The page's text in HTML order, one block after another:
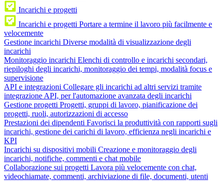
Incarichi e progetti
Incarichi e progetti Portare a termine il lavoro più facilmente e
velocemente
Gestione incarichi Diverse modalità di visualizzazione degli
incarichi
Monitoraggio incarichi Elenchi di controllo e incarichi secondari,
riepiloghi degli incarichi, monitoraggio dei tempi, modalità focus e
supervisione
API e integrazioni Collegare gli incarichi ad altri servizi tramite
integrazione API, per l'automazione avanzata degli incarichi
Gestione progetti Progetti, gruppi di lavoro, pianificazione dei
progetti, ruoli, autorizzazioni di accesso
Prestazioni dei dipendenti Favorisci la produttività con rapporti sugli
incarichi, gestione dei carichi di lavoro, efficienza negli incarichi e
KPI
Incarichi su dispositivi mobili Creazione e monitoraggio degli
incarichi, notifiche, commenti e chat mobile
Collaborazione sui progetti Lavora più velocemente con chat,
videochiamate, commenti, archiviazione di file, documenti, utenti